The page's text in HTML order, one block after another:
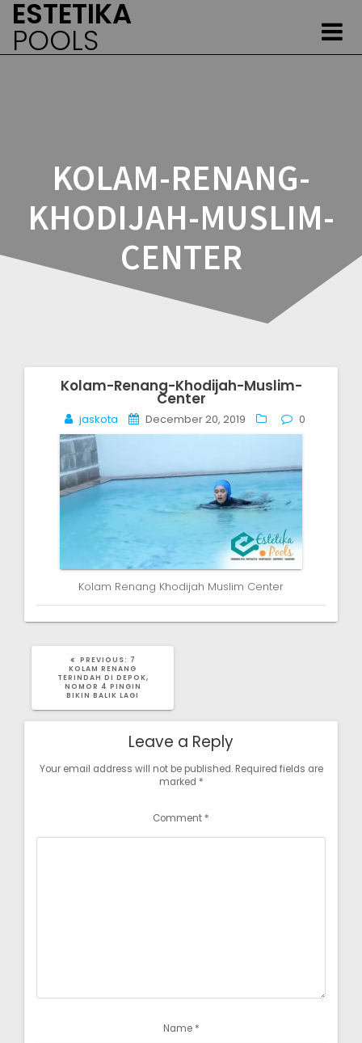
ESTETIKA
POOLS
KOLAM-RENANG-
KHODIJAH-MUSLIM-
CENTER
Kolam-Renang-Khodijah-Muslim-
Center
jaskota December 20, 2019 0
Kolam Renang Khodijah Muslim Center
navigation
PREVIOUS: PREVIOUS
POST:
7
KOLAM RENANG
TERINDAH DI DEPOK,
NOMOR 4 PINGIN
BIKIN BALIK LAGI
Leave a Reply
Your email address will not be published. Required fields are
marked *
Comment *
Name *